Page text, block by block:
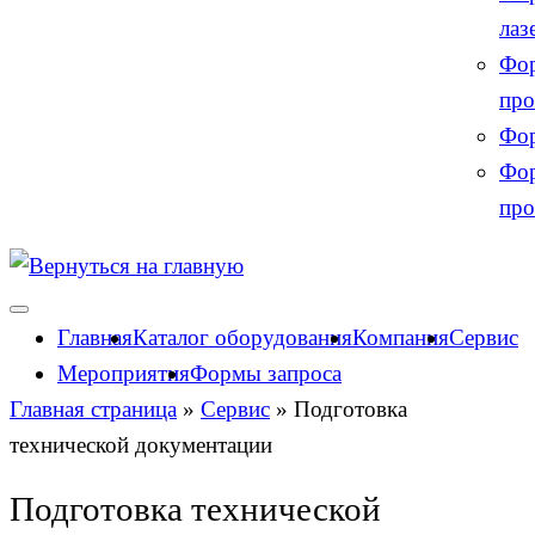
ГлавнаяКаталог оборудованияКомпанияСервис
МероприятияФормы запроса
Главная страница » Сервис » Подготовка
технической документации
Подготовка технической